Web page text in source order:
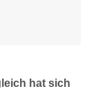
hat sich